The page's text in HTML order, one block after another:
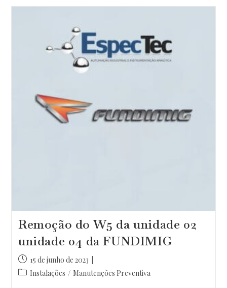
VETRIA,
MS
Remoção do W5 da unidade 02
unidade 04 da FUNDIMIG
Post
publicado:
15 de junho de 2023
Categoria
Instalações / Manutenções Preventiva